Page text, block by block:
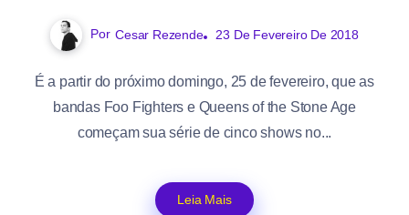
Por Cesar Rezende 23 De Fevereiro De 2018
É a partir do próximo domingo, 25 de fevereiro, que as
bandas Foo Fighters e Queens of the Stone Age
começam sua série de cinco shows no...
Leia Mais